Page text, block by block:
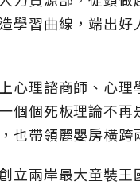
學習曲線，端出
心理諮商師、心
個個死板理論不
也帶領麗嬰房橫跨
立兩岸最大童裝